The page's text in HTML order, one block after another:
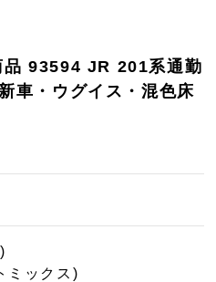
品 93594 JR 201系通勤
車・ウグイス・混色床
ミックス)